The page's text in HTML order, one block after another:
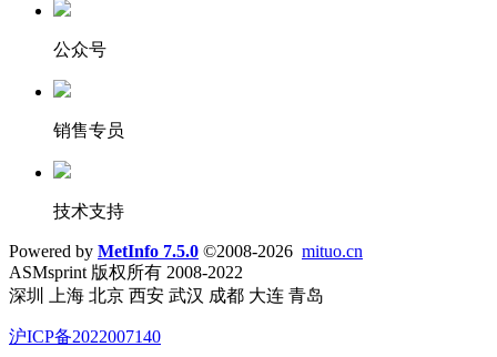
公众号
销售专员
技术支持
Powered by MetInfo 7.5.0 ©2008-2026 mituo.cn
ASMsprint 版权所有 2008-2022
深圳 上海 北京 西安 武汉 成都 大连 青岛
沪ICP备2022007140